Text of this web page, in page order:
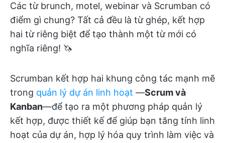
Các từ brunch, motel, webinar và Scrumban có
điểm gì chung? Tất cả đều là từ ghép, kết hợp
hai từ riêng biệt để tạo thành một từ mới có
nghĩa riêng! 🦄
Scrumban kết hợp hai khung công tác mạnh mẽ
trong quản lý dự án linh hoạt —Scrum và
Kanban—để tạo ra một phương pháp quản lý
kết hợp, được thiết kế để giúp bạn tăng tính linh
hoạt của dự án, hợp lý hóa quy trình làm việc và